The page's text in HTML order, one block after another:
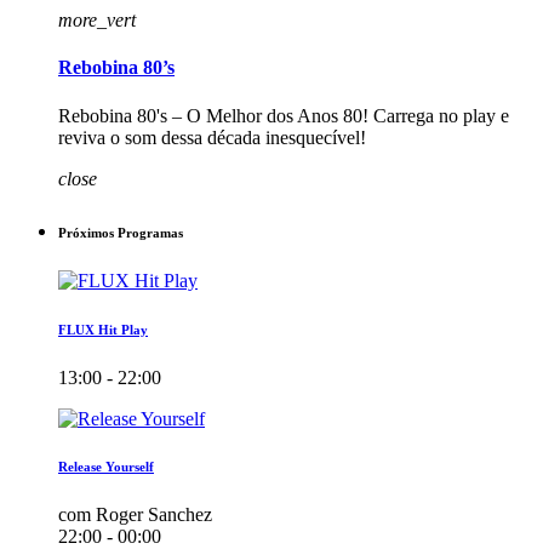
more_vert
Rebobina 80’s
Rebobina 80's – O Melhor dos Anos 80! Carrega no play e
reviva o som dessa década inesquecível!
close
Próximos Programas
FLUX Hit Play
13:00 - 22:00
Release Yourself
com Roger Sanchez
22:00 - 00:00